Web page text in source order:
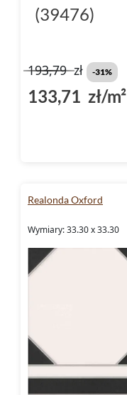
(39476)
193,79zł -31%
133,71 zł/m²
Realonda Oxford
Wymiary: 33.30 x 33.30